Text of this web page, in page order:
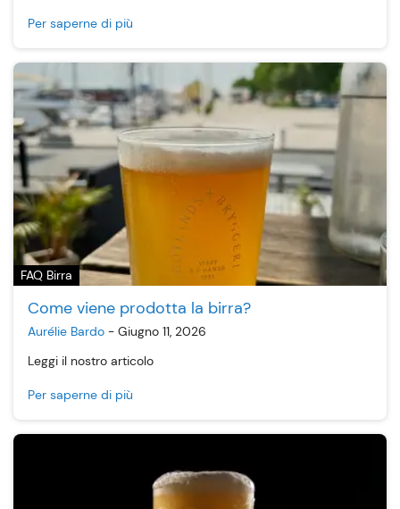
Per saperne di più
FAQ Birra
Come viene prodotta la birra?
Aurélie Bardo - Giugno 11, 2026
Leggi il nostro articolo
Per saperne di più